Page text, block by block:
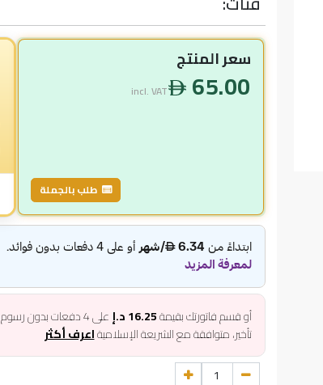
سعر المنتج
65.00
incl. VAT
طلب بالجملة
أو قسم فاتورتك بقيمة16.25 د.إ على4دفعات بدون رسوم
تأخير، متوافقة مع الشريعة الإسلاميةاعرف أكثر